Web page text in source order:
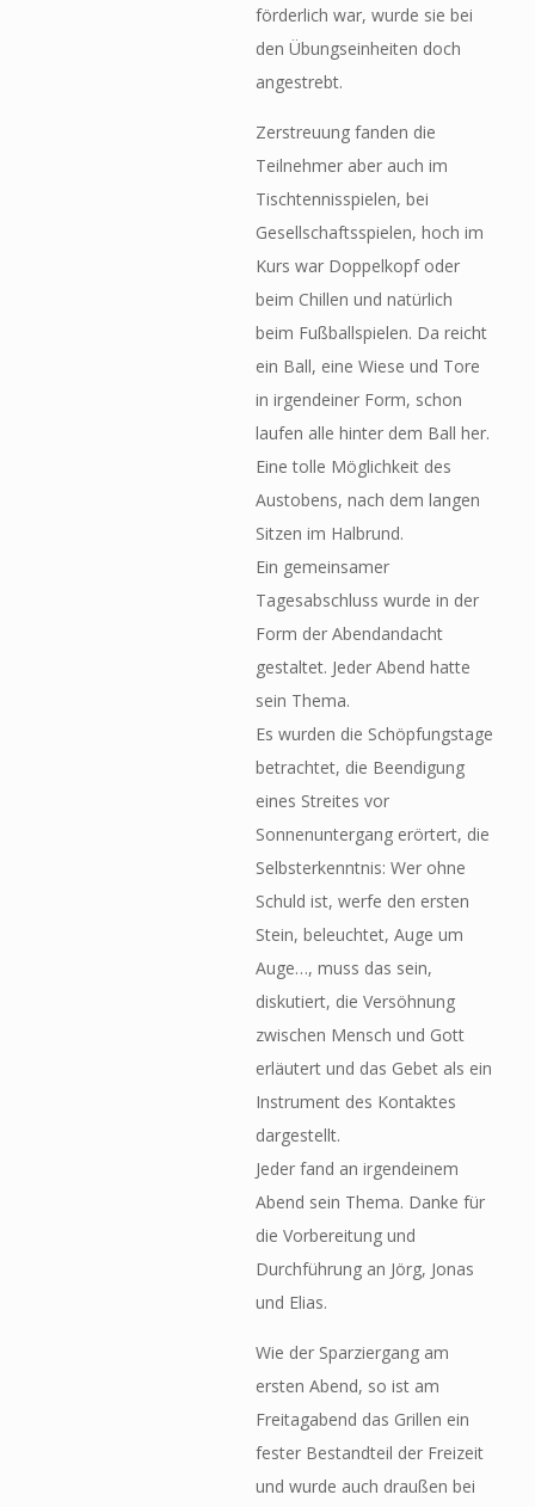
förderlich war, wurde sie bei
den Übungseinheiten doch
angestrebt.
Zerstreuung fanden die
Teilnehmer aber auch im
Tischtennisspielen, bei
Gesellschaftsspielen, hoch im
Kurs war Doppelkopf oder
beim Chillen und natürlich
beim Fußballspielen. Da reicht
ein Ball, eine Wiese und Tore
in irgendeiner Form, schon
laufen alle hinter dem Ball her.
Eine tolle Möglichkeit des
Austobens, nach dem langen
Sitzen im Halbrund.
Ein gemeinsamer
Tagesabschluss wurde in der
Form der Abendandacht
gestaltet. Jeder Abend hatte
sein Thema.
Es wurden die Schöpfungstage
betrachtet, die Beendigung
eines Streites vor
Sonnenuntergang erörtert, die
Selbsterkenntnis: Wer ohne
Schuld ist, werfe den ersten
Stein, beleuchtet, Auge um
Auge…, muss das sein,
diskutiert, die Versöhnung
zwischen Mensch und Gott
erläutert und das Gebet als ein
Instrument des Kontaktes
dargestellt.
Jeder fand an irgendeinem
Abend sein Thema. Danke für
die Vorbereitung und
Durchführung an Jörg, Jonas
und Elias.
Wie der Sparziergang am
ersten Abend, so ist am
Freitagabend das Grillen ein
fester Bestandteil der Freizeit
und wurde auch draußen bei